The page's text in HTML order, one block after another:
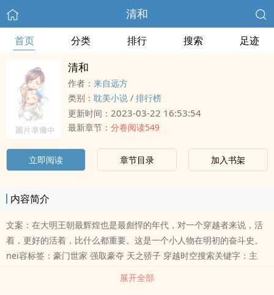
清和
首页 分类 排行 搜索 足迹
清和
作者： 来自远方
类别： 耽美小说 / 排行榜
更新时间： 2023-03-22 16:53:54
最新章节： 分卷阅读549
立即阅读 章节目录 加入书架
内容简介
文案：在大明王朝最辉煌也是最彪悍的年代，对一个穿越者来说，活
着，更好的活着，比什么都重要。这是一个小人物在明初的奋斗史。
nei容标签：豪门世家 强取豪夺 天之骄子 穿越时空搜索关键字：主
角：孟清和 ┃ 配角：沈瑄，杨铎 ┃ 其它：明初 各位书友要是觉得
《清和》还不错的话请不要忘记向您QQ群和微博里的朋友推荐哦！
展开全部